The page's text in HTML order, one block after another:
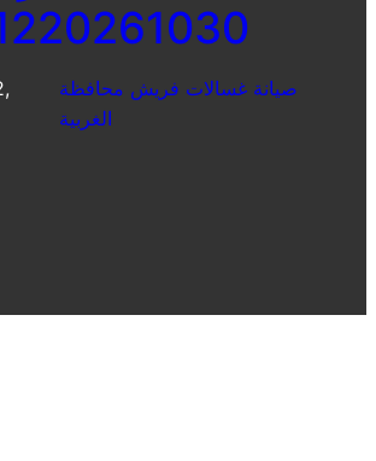
صيانة غسالات فريش محافظة
الغربية